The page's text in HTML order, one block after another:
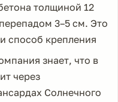
толщиной 12
3–5 см. Это
способ крепления
знает, что в
через
Солнечного